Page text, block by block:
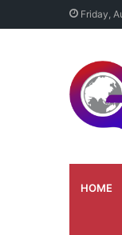
Friday,
HOME